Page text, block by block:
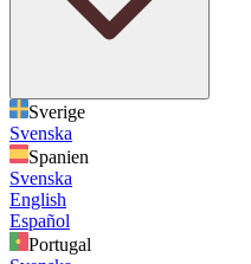
Sverige
Svenska
Spanien
Svenska
English
Español
Portugal